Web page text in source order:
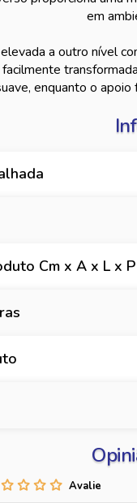
em
a outro nível
enquanto o
Cm x A x L x P